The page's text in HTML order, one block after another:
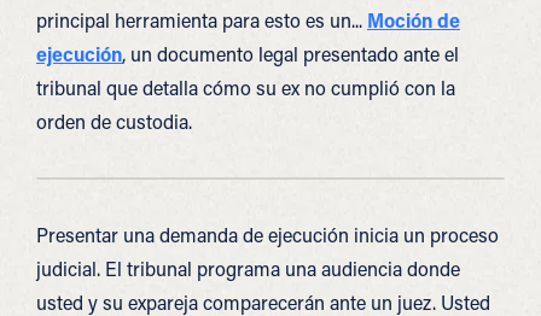
principal herramienta para esto es un... Moción de
ejecución, un documento legal presentado ante el
tribunal que detalla cómo su ex no cumplió con la
orden de custodia.
Presentar una demanda de ejecución inicia un proceso
judicial. El tribunal programa una audiencia donde
usted y su expareja comparecerán ante un juez. Usted